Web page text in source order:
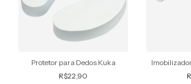
Protetor para Dedos Kuka
R$22,90